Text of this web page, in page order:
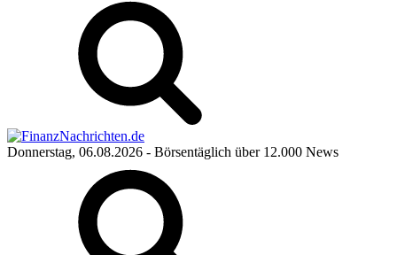
Donnerstag, 06.08.2026 - Börsentäglich über 12.000 News